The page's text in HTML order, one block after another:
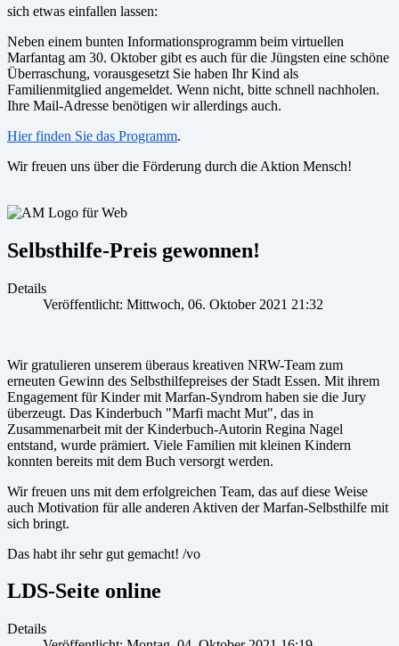
sich etwas einfallen lassen:
Neben einem bunten Informationsprogramm beim virtuellen
Marfantag am 30. Oktober gibt es auch für die Jüngsten eine schöne
Überraschung, vorausgesetzt Sie haben Ihr Kind als
Familienmitglied angemeldet. Wenn nicht, bitte schnell nachholen.
Ihre Mail-Adresse benötigen wir allerdings auch.
Hier finden Sie das Programm.
Wir freuen uns über die Förderung durch die Aktion Mensch!
Selbsthilfe-Preis gewonnen!
Details
Veröffentlicht: Mittwoch, 06. Oktober 2021 21:32
Wir gratulieren unserem überaus kreativen NRW-Team zum
erneuten Gewinn des Selbsthilfepreises der Stadt Essen. Mit ihrem
Engagement für Kinder mit Marfan-Syndrom haben sie die Jury
überzeugt. Das Kinderbuch "Marfi macht Mut", das in
Zusammenarbeit mit der Kinderbuch-Autorin Regina Nagel
entstand, wurde prämiert. Viele Familien mit kleinen Kindern
konnten bereits mit dem Buch versorgt werden.
Wir freuen uns mit dem erfolgreichen Team, das auf diese Weise
auch Motivation für alle anderen Aktiven der Marfan-Selbsthilfe mit
sich bringt.
Das habt ihr sehr gut gemacht! /vo
LDS-Seite online
Details